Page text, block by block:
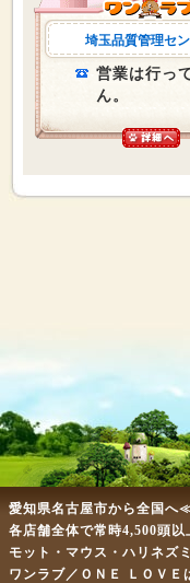
埼玉品質管理セ
営業は行っ
ん。
愛知県名古屋市から全国
各店舗全体で常時4,500頭
モット・マウス・ハリネズ
ワンラブ／ＯＮＥ ＬＯＶ